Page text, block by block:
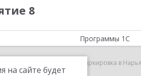
8
на сайте будет
Программы 1С
1С:Маркировка в